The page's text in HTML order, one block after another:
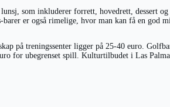
som inkluderer forrett, hovedrett, dessert
er også rimelige, hvor man kan få en god
på treningssenter ligger på 25-40 euro.
for ubegrenset spill. Kulturtilbudet i Las